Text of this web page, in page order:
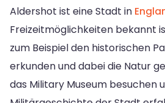
Aldershot ist eine Stadt in
Freizeitmöglichkeiten bekannt
zum Beispiel den historischen
erkunden und dabei die Natur
das Military Museum besuchen